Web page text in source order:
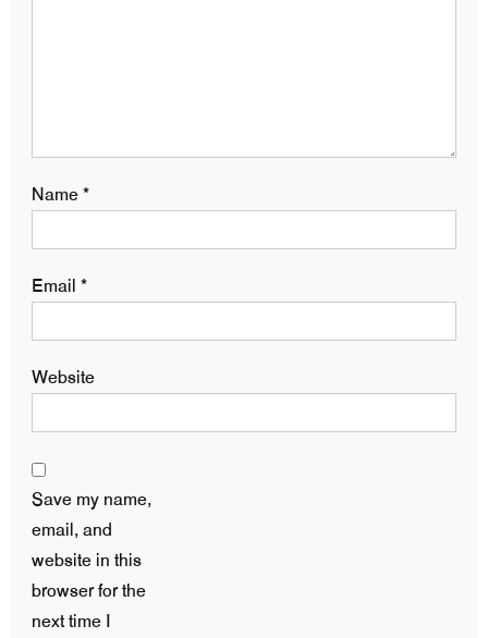
Name*
Email *
Website
Save my name,
email, and
website in this
browser for the
next time I